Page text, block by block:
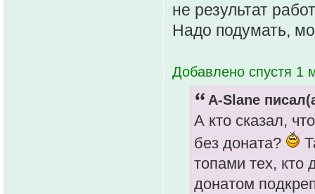
не результат
Надо подумать,
Добавлено спустя 1
A-Slane
А кто сказал,
без доната?
топами тех, кто
донатом